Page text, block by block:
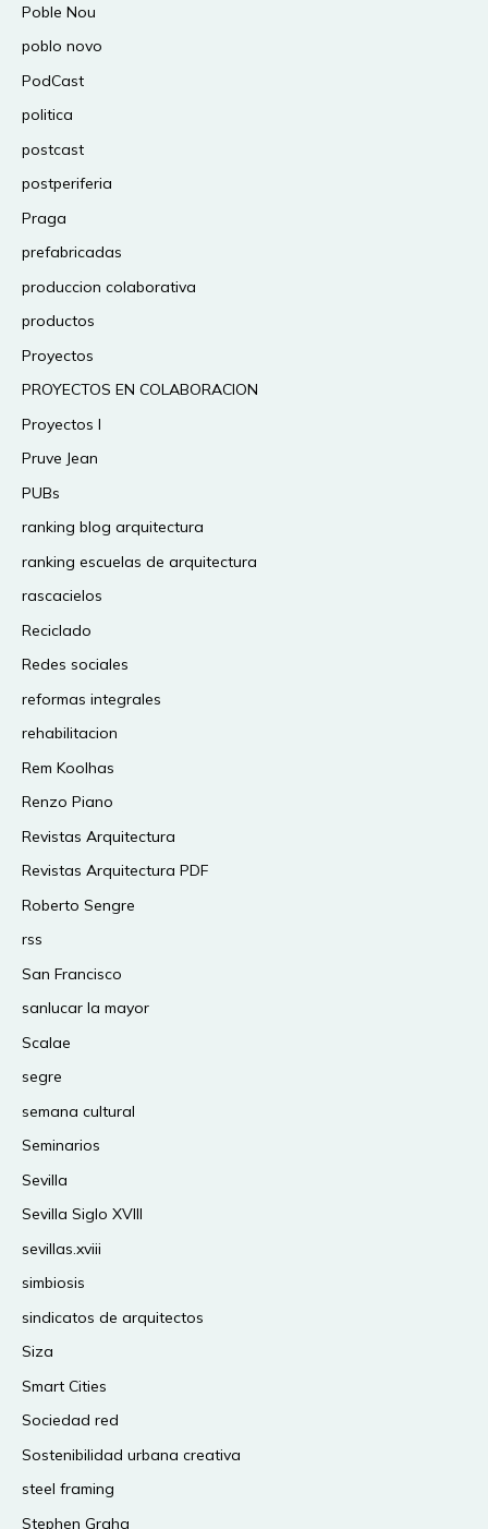
Poble Nou
poblo novo
PodCast
politica
postcast
postperiferia
Praga
prefabricadas
produccion colaborativa
productos
Proyectos
PROYECTOS EN COLABORACION
Proyectos I
Pruve Jean
PUBs
ranking blog arquitectura
ranking escuelas de arquitectura
rascacielos
Reciclado
Redes sociales
reformas integrales
rehabilitacion
Rem Koolhas
Renzo Piano
Revistas Arquitectura
Revistas Arquitectura PDF
Roberto Sengre
rss
San Francisco
sanlucar la mayor
Scalae
segre
semana cultural
Seminarios
Sevilla
Sevilla Siglo XVIII
sevillas.xviii
simbiosis
sindicatos de arquitectos
Siza
Smart Cities
Sociedad red
Sostenibilidad urbana creativa
steel framing
Stephen Graha